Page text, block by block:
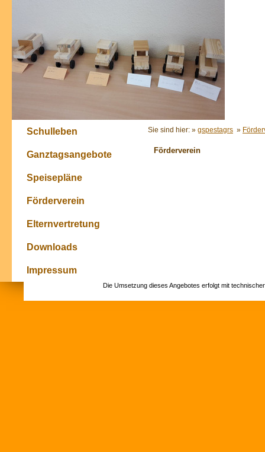
Schulleben
Ganztagsangebote
Speisepläne
Förderverein
Elternvertretung
Downloads
Impressum
Sie sind hier: » gspestagrs »
Förderverein
Die Umsetzung dieses Angebotes erfolgt mit